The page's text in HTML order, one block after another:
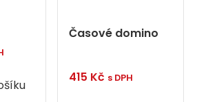
Časové domino
415 Kč s DPH